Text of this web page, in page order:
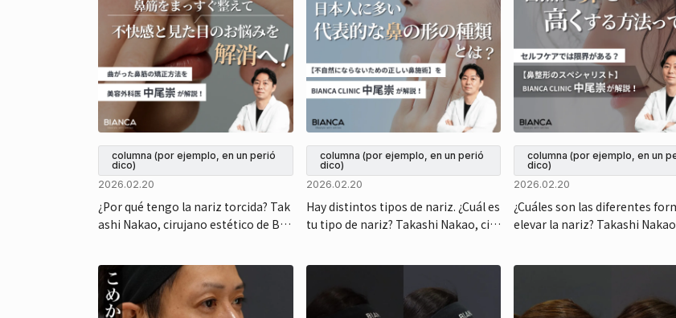
columna (por ejemplo, en un perió
dico)
2026.02.20
¿Por qué tengo la nariz torcida? Tak
ashi Nakao, cirujano estético de Bia
columna (por ejemplo, en un perió
dico)
2026.02.20
Hay distintos tipos de nariz. ¿Cuál es
tu tipo de nariz? Takashi Nakao, ciru
columna (por ejemplo, en un
dico)
2026.02.20
¿Cuáles son las diferentes
elevar la nariz? Takashi